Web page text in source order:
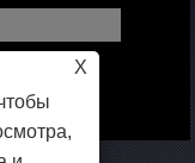
X